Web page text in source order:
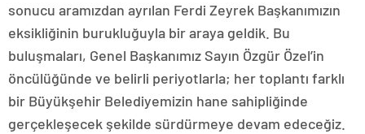
sonucu aramızdan ayrılan Ferdi Zeyrek Başkanımızın
eksikliğinin burukluğuyla bir araya geldik. Bu
buluşmaları, Genel Başkanımız Sayın Özgür Özel’in
öncülüğünde ve belirli periyotlarla; her toplantı farklı
bir Büyükşehir Belediyemizin hane sahipliğinde
gerçekleşecek şekilde sürdürmeye devam edeceğiz.